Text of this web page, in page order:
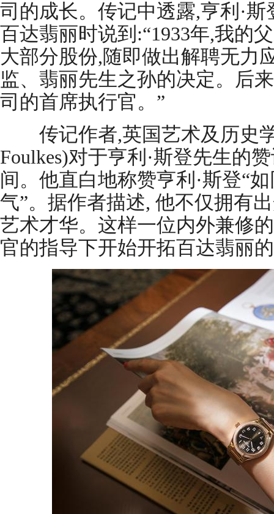
司的成长。传记中透露,亨利·
百达翡丽时说到:“1933年,我的
大部分股份,随即做出解聘无力
监、翡丽先生之孙的决定。后
司的首席执行官。”
传记作者,英国艺术及历史学
Foulkes)对于亨利·斯登先生的
间。他直白地称赞亨利·斯登“
气”。据作者描述, 他不仅拥有
艺术才华。这样一位内外兼修
官的指导下开始开拓百达翡丽